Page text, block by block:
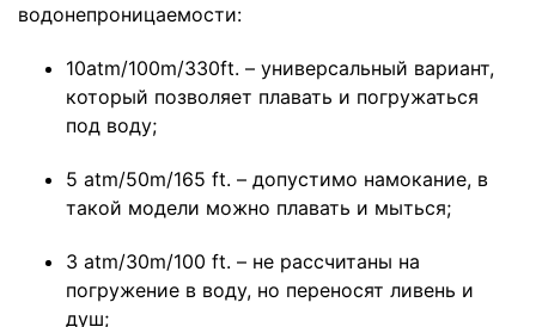
водонепроницаемости:
10atm/100m/330ft. – универсальный вариант,
который позволяет плавать и погружаться
под воду;
5 atm/50m/165 ft. – допустимо намокание, в
такой модели можно плавать и мыться;
3 atm/30m/100 ft. – не рассчитаны на
погружение в воду, но переносят ливень и
душ;